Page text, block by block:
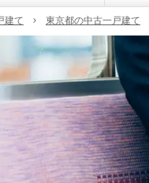
建て 東京都の中古一戸建て